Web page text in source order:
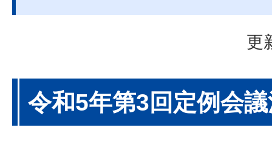
更
令和5年第3回定例会